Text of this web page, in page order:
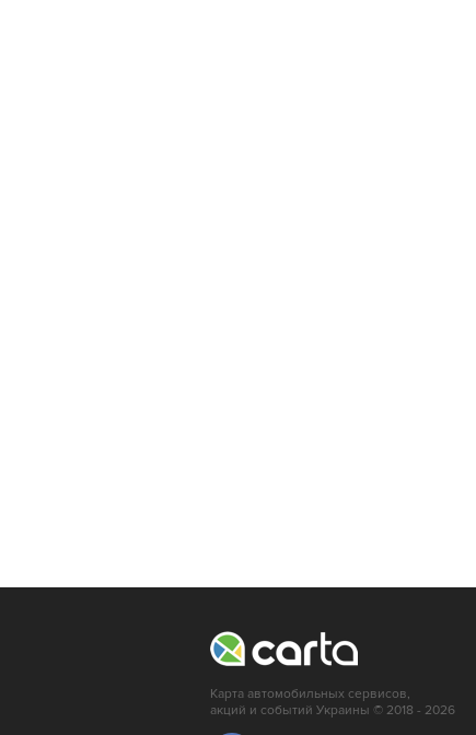
Карта автомобильных сервисов,
акций и событий Украины © 2018 - 2026